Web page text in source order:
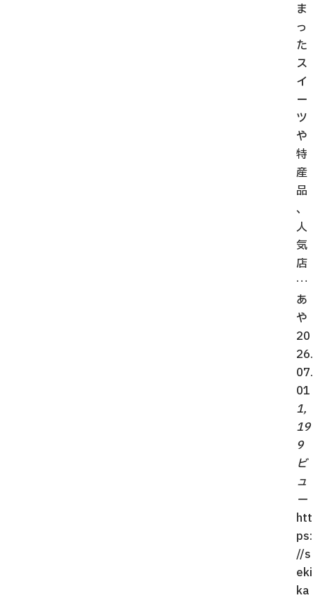
ま
っ
た
ス
イ
ー
ツ
や
特
産
品
、
人
気
店
…
あ
や
20
26.
07.
01
1,
19
9
ビ
ュ
ー
htt
ps:
//s
eki
ka